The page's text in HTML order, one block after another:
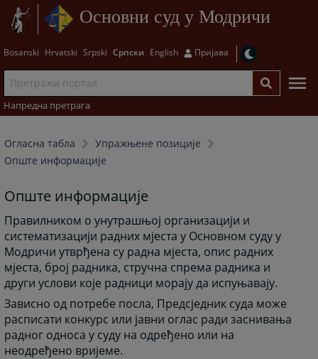
Основни суд у Модричи
Bosanski Hrvatski Srpski Српски English Пријава
Напредна претрага
Огласна табла
Упражњене позиције
Опште информације
Опште информације
Правилником о унутрашњој организацији и
систематизацији радних мјеста у Основном суду у
Модричи утврђена су радна мјеста, опис радних
мјеста, број радника, стручна спрема радника и
други услови које радници морају да испуњавају.
Зависно од потребе посла, Предсједник суда може
расписати конкурс или јавни оглас ради заснивања
радног односа у суду на одређено или на
неодређено вријеме.